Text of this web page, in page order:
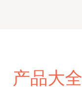
产品大全